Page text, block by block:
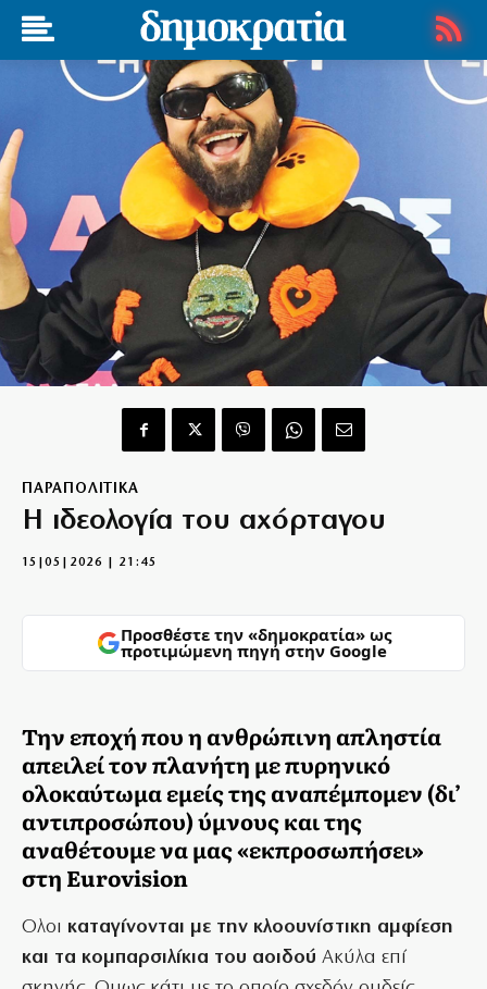
ΠΑΡΑΠΟΛΙΤΙΚΑ
Η ιδεολογία του αχόρταγου
15|05|2026 | 21:45
Προσθέστε την «δημοκρατία» ως
προτιμώμενη πηγή στην Google
Την εποχή που η ανθρώπινη απληστία
απειλεί τον πλανήτη με πυρηνικό
ολοκαύτωμα εμείς της αναπέμπομεν (δι’
αντιπροσώπου) ύμνους και της
αναθέτουμε να μας «εκπροσωπήσει»
στη Eurovision
Oλοι καταγίνονται με την κλοουνίστικη αμφίεση
και τα κομπαρσιλίκια του αοιδού Ακύλα επί